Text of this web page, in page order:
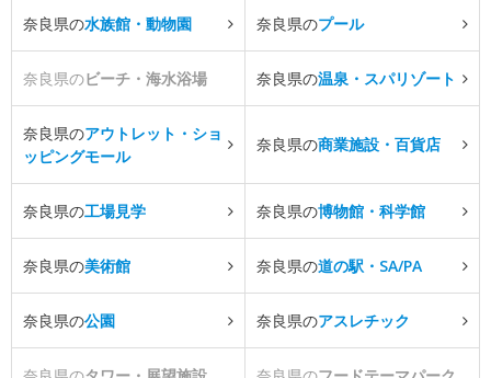
奈良県の水族館・動物園 奈良県のプール
奈良県のビーチ・海水浴場 奈良県の温泉・スパリゾート
奈良県のアウトレット・ショ
ッピングモール
奈良県の商業施設・百貨店
奈良県の工場見学 奈良県の博物館・科学館
奈良県の美術館 奈良県の道の駅・SA/PA
奈良県の公園 奈良県のアスレチック